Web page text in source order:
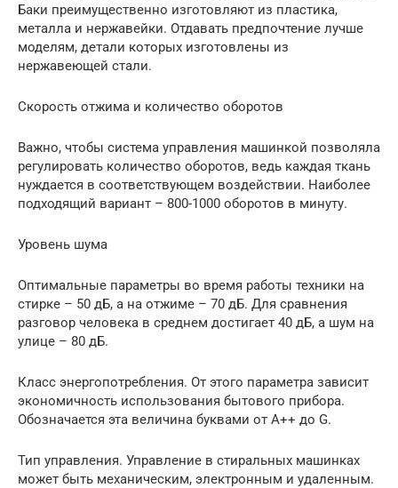
Баки преимущественно изготовляют из пластика,
металла и нержавейки. Отдавать предпочтение лучше
моделям, детали которых изготовлены из
нержавеющей стали.
Скорость отжима и количество оборотов
Важно, чтобы система управления машинкой позволяла
регулировать количество оборотов, ведь каждая ткань
нуждается в соответствующем воздействии. Наиболее
подходящий вариант – 800-1000 оборотов в минуту.
Уровень шума
Оптимальные параметры во время работы техники на
стирке – 50 дБ, а на отжиме – 70 дБ. Для сравнения
разговор человека в среднем достигает 40 дБ, а шум на
улице – 80 дБ.
Класс энергопотребления. От этого параметра зависит
экономичность использования бытового прибора.
Обозначается эта величина буквами от А++ до G.
Тип управления. Управление в стиральных машинках
может быть механическим, электронным и удаленным.